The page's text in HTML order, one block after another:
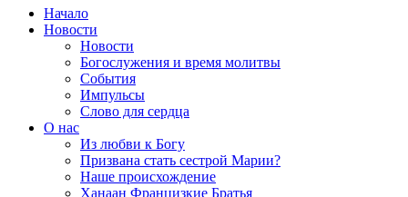
Начало
Новости
Новости
Богослужения и время молитвы
События
Импульсы
Слово для сердца
О нас
Из любви к Богу
Призвана стать сестрой Марии?
Наше происхождение
Ханаан Францизкие Братья